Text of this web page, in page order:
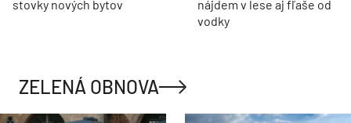
stovky nových bytov
nájdem v lese aj fľaše od
vodky
ZELENÁ OBNOVA